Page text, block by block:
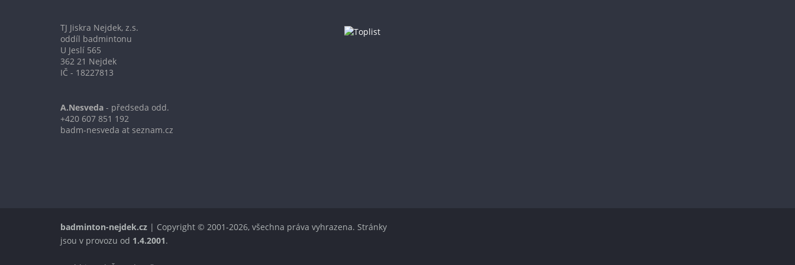
TJ Jiskra Nejdek, z.s.
oddíl badmintonu
U Jeslí 565
362 21 Nejdek
IČ - 18227813
A.Nesveda - předseda odd.
+420 607 851 192
badm-nesveda at seznam.cz
badminton-nejdek.cz | Copyright © 2001-2026, všechna práva vyhrazena. Stránky
jsou v provozu od 1.4.2001.